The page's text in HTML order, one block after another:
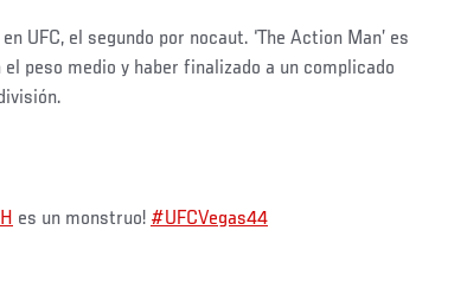
UFC, el segundo por nocaut. ‘The Action Man’ es
peso medio y haber finalizado a un complicado
es un monstruo! #UFCVegas44